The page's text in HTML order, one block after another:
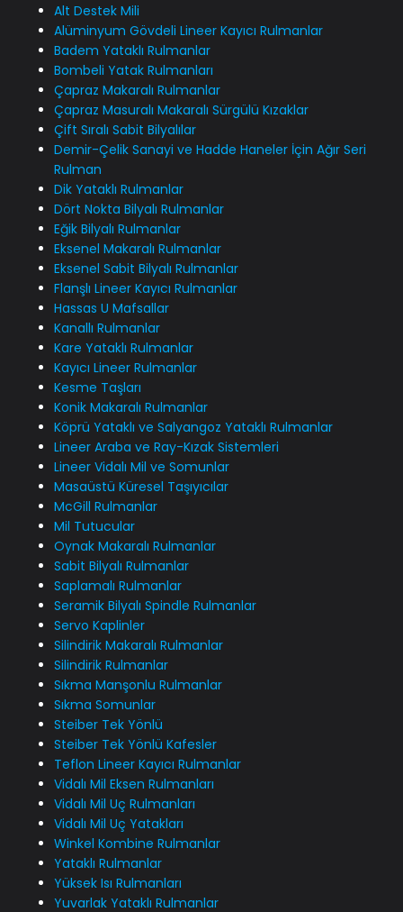
Alt Destek Mili
Alüminyum Gövdeli Lineer Kayıcı Rulmanlar
Badem Yataklı Rulmanlar
Bombeli Yatak Rulmanları
Çapraz Makaralı Rulmanlar
Çapraz Masuralı Makaralı Sürgülü Kızaklar
Çift Sıralı Sabit Bilyalılar
Demir-Çelik Sanayi ve Hadde Haneler İçin Ağır Seri
Rulman
Dik Yataklı Rulmanlar
Dört Nokta Bilyalı Rulmanlar
Eğik Bilyalı Rulmanlar
Eksenel Makaralı Rulmanlar
Eksenel Sabit Bilyalı Rulmanlar
Flanşlı Lineer Kayıcı Rulmanlar
Hassas U Mafsallar
Kanallı Rulmanlar
Kare Yataklı Rulmanlar
Kayıcı Lineer Rulmanlar
Kesme Taşları
Konik Makaralı Rulmanlar
Köprü Yataklı ve Salyangoz Yataklı Rulmanlar
Lineer Araba ve Ray-Kızak Sistemleri
Lineer Vidalı Mil ve Somunlar
Masaüstü Küresel Taşıyıcılar
McGill Rulmanlar
Mil Tutucular
Oynak Makaralı Rulmanlar
Sabit Bilyalı Rulmanlar
Saplamalı Rulmanlar
Seramik Bilyalı Spindle Rulmanlar
Servo Kaplinler
Silindirik Makaralı Rulmanlar
Silindirik Rulmanlar
Sıkma Manşonlu Rulmanlar
Sıkma Somunlar
Steiber Tek Yönlü
Steiber Tek Yönlü Kafesler
Teflon Lineer Kayıcı Rulmanlar
Vidalı Mil Eksen Rulmanları
Vidalı Mil Uç Rulmanları
Vidalı Mil Uç Yatakları
Winkel Kombine Rulmanlar
Yataklı Rulmanlar
Yüksek Isı Rulmanları
Yuvarlak Yataklı Rulmanlar